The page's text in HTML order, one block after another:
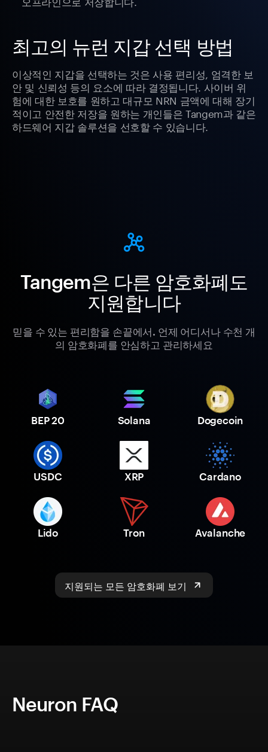
최고의 뉴런 지갑 선택 방법
이상적인 지갑을 선택하는 것은 사용 편리성, 엄격한 보
안 및 신뢰성 등의 요소에 따라 결정됩니다. 사이버 위
험에 대한 보호를 원하고 대규모 NRN 금액에 대해 장기
적이고 안전한 저장을 원하는 개인들은 Tangem과 같은
하드웨어 지갑 솔루션을 선호할 수 있습니다.
Tangem은 다른 암호화폐도
지원합니다
믿을 수 있는 편리함을 손끝에서. 언제 어디서나 수천 개
의 암호화폐를 안심하고 관리하세요
BEP 20 Solana Dogecoin
USDC XRP Cardano
Lido Tron Avalanche
지원되는 모든 암호화폐 보기
Neuron FAQ